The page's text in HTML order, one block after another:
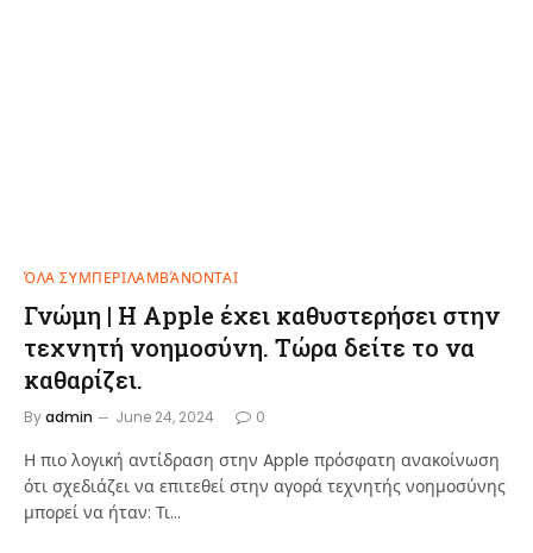
ΌΛΑ ΣΥΜΠΕΡΙΛΑΜΒΆΝΟΝΤΑΙ
Γνώμη | Η Apple έχει καθυστερήσει στην
τεχνητή νοημοσύνη. Τώρα δείτε το να
καθαρίζει.
Byadmin June 24, 2024 0
Η πιο λογική αντίδραση στην Apple πρόσφατη ανακοίνωση
ότι σχεδιάζει να επιτεθεί στην αγορά τεχνητής νοημοσύνης
μπορεί να ήταν: Τι…